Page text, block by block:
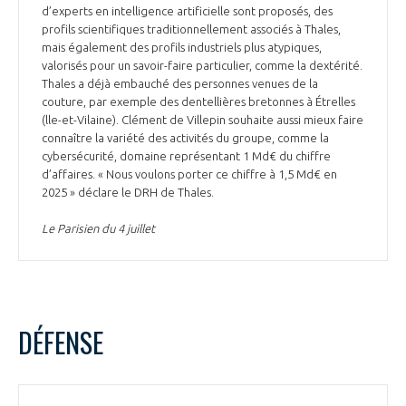
d’experts en intelligence artificielle sont proposés, des
profils scientifiques traditionnellement associés à Thales,
mais également des profils industriels plus atypiques,
valorisés pour un savoir-faire particulier, comme la dextérité.
Thales a déjà embauché des personnes venues de la
couture, par exemple des dentellières bretonnes à Étrelles
(lle-et-Vilaine). Clément de Villepin souhaite aussi mieux faire
connaître la variété des activités du groupe, comme la
cybersécurité, domaine représentant 1 Md€ du chiffre
d’affaires. « Nous voulons porter ce chiffre à 1,5 Md€ en
2025 » déclare le DRH de Thales.
Le Parisien du 4 juillet
DÉFENSE